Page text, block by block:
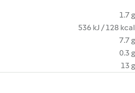
1.7 g
536 kJ / 128 kcal
7.7 g
0.3 g
13 g